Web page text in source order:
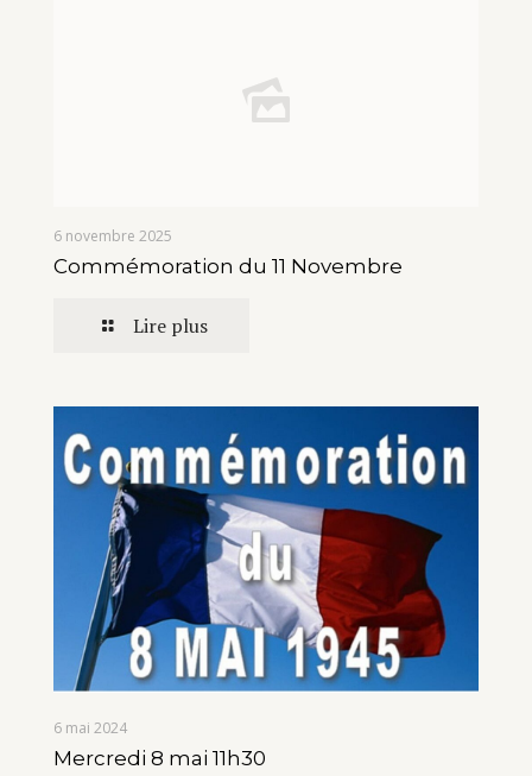
6 novembre 2025
Commémoration du 11 Novembre
Lire plus
6 mai 2024
Mercredi 8 mai 11h30